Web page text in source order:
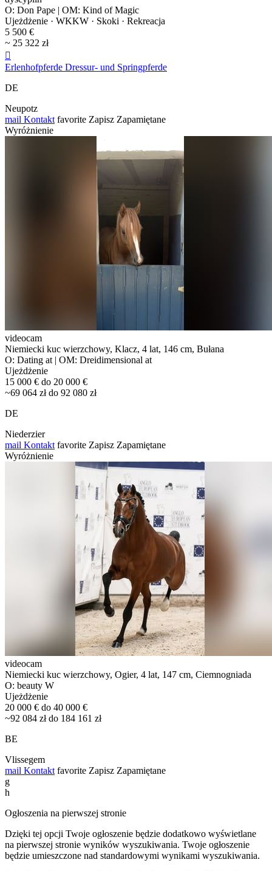
O: Don Pape | OM: Kind of Magic
Ujeżdżenie · WKKW · Skoki · Rekreacja
5 500 €
~ 25 322 zł

Erlenhofpferde Dressur- und Springpferde
DE
Neupotz
mail Kontakt favorite Zapisz Zapamiętane
Wyróżnienie
videocam
Niemiecki kuc wierzchowy, Klacz, 4 lat, 146 cm, Bułana
O: Dating at | OM: Dreidimensional at
Ujeżdżenie
15 000 € do 20 000 €
~69 064 zł do 92 080 zł
DE
Niederzier
mail Kontakt favorite Zapisz Zapamiętane
Wyróżnienie
videocam
Niemiecki kuc wierzchowy, Ogier, 4 lat, 147 cm, Ciemnogniada
O: beauty W
Ujeżdżenie
20 000 € do 40 000 €
~92 084 zł do 184 161 zł
BE
Vlissegem
mail Kontakt favorite Zapisz Zapamiętane
g
h
Ogłoszenia na pierwszej stronie
Dzięki tej opcji Twoje ogłoszenie będzie dodatkowo wyświetlane
na pierwszej stronie wyników wyszukiwania. Twoje ogłoszenie
będzie umieszczone nad standardowymi wynikami wyszukiwania.